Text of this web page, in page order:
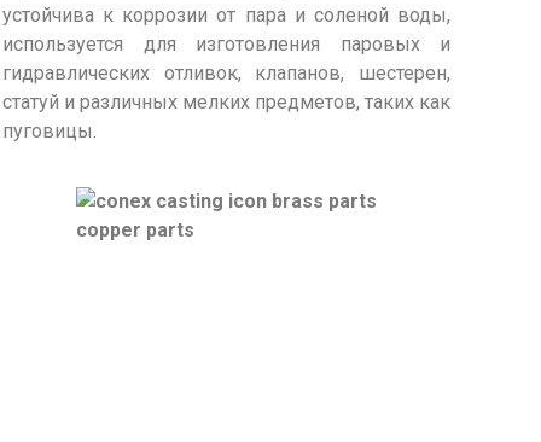
устойчива к коррозии от пара и соленой воды,
используется для изготовления паровых и
гидравлических отливок, клапанов, шестерен,
статуй и различных мелких предметов, таких как
пуговицы.